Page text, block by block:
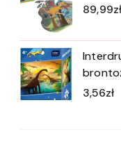
89,99zł
3,56zł